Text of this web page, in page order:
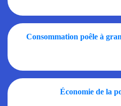
Consommation poêle à
Économie de la